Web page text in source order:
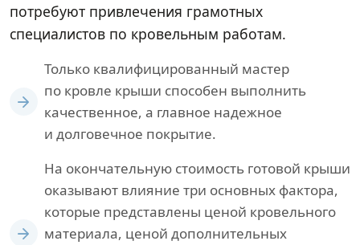
потребуют привлечения грамотных
специалистов по кровельным работам.
Только квалифицированный мастер
по кровле крыши способен выполнить
качественное, а главное надежное
и долговечное покрытие.
На окончательную стоимость готовой крыши
оказывают влияние три основных фактора,
которые представлены ценой кровельного
материала, ценой дополнительных